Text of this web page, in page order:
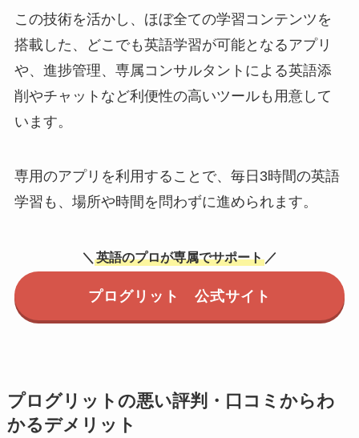
この技術を活かし、ほぼ全ての学習コンテンツを
搭載した、どこでも英語学習が可能となるアプリ
や、進捗管理、専属コンサルタントによる英語添
削やチャットなど利便性の高いツールも用意して
います。
専用のアプリを利用することで、毎日3時間の英語
学習も、場所や時間を問わずに進められます。
＼ 英語のプロが専属でサポート ／
プログリット 公式サイト
プログリットの悪い評判・口コミからわ
かるデメリット